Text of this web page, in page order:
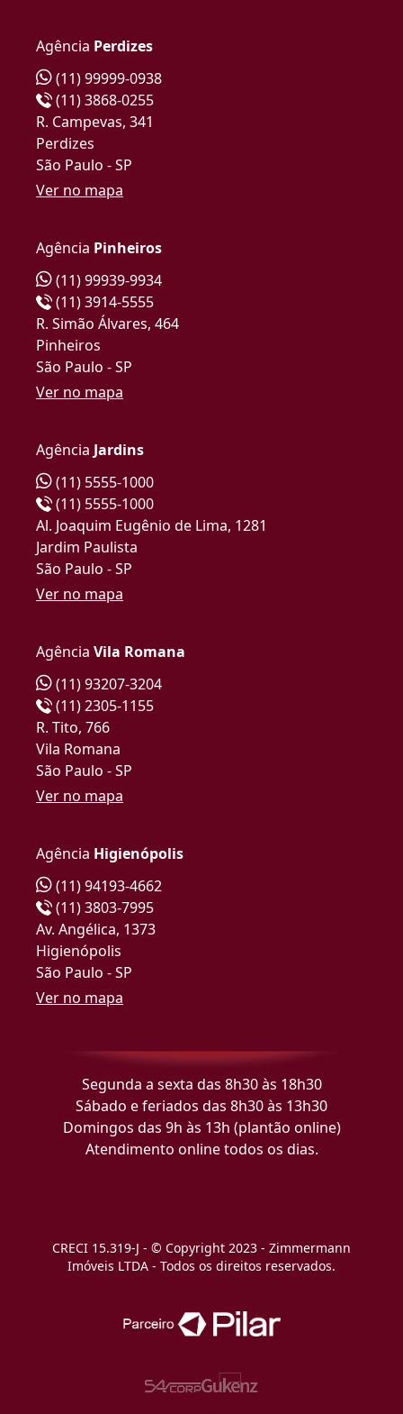
Agência Perdizes
(11) 99999-0938
(11) 3868-0255
R. Campevas, 341
Perdizes
São Paulo - SP
Ver no mapa
Agência Pinheiros
(11) 99939-9934
(11) 3914-5555
R. Simão Álvares, 464
Pinheiros
São Paulo - SP
Ver no mapa
Agência Jardins
(11) 5555-1000
(11) 5555-1000
Al. Joaquim Eugênio de Lima, 1281
Jardim Paulista
São Paulo - SP
Ver no mapa
Agência Vila Romana
(11) 93207-3204
(11) 2305-1155
R. Tito, 766
Vila Romana
São Paulo - SP
Ver no mapa
Agência Higienópolis
(11) 94193-4662
(11) 3803-7995
Av. Angélica, 1373
Higienópolis
São Paulo - SP
Ver no mapa
Segunda a sexta das 8h30 às 18h30
Sábado e feriados das 8h30 às 13h30
Domingos das 9h às 13h (plantão online)
Atendimento online todos os dias.
CRECI 15.319-J - © Copyright 2023 - Zimmermann
Imóveis LTDA - Todos os direitos reservados.